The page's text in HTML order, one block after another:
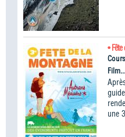
•
Film...
une